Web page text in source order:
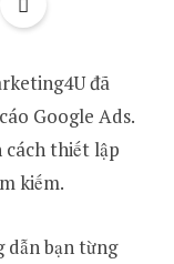
đã
Google Ads.
cách thiết lập
kiếm.
dẫn bạn từng